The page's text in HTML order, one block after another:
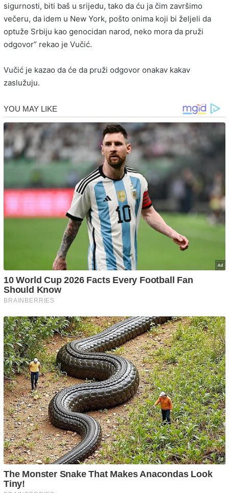
sigurnosti, biti baš u srijedu, tako da ću ja čim završimo
večeru, da idem u New York, pošto onima koji bi željeli da
optuže Srbiju kao genocidan narod, neko mora da pruži
odgovor” rekao je Vučić.
Vučić je kazao da će da pruži odgovor onakav kakav
zaslužuju.